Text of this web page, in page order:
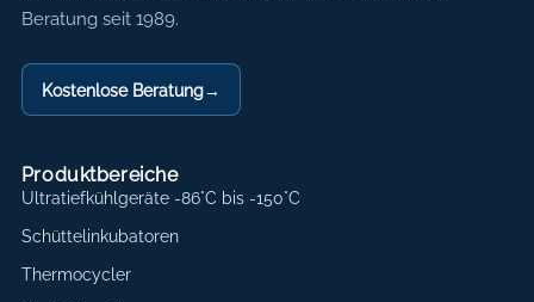
Beratung seit 1989.
Kostenlose Beratung→
Produktbereiche
Ultratiefkühlgeräte -86°C bis -150°C
Schüttelinkubatoren
Thermocycler